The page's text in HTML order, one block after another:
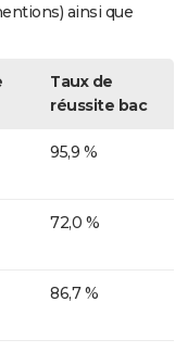
ainsi que
Taux de
réussite bac
95,9 %
72,0 %
86,7 %